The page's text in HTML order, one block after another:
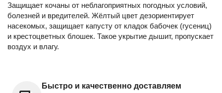
Защищает кочаны от неблагоприятных погодных условий,
болезней и вредителей. Жёлтый цвет дезориентирует
насекомых, защищает капусту от кладок бабочек (гусениц)
и крестоцветных блошек. Такое укрытие дышит, пропускает
воздух и влагу.
Быстро и качественно доставляем